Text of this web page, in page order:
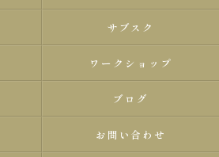
サブスク
ワークショップ
ブログ
お問い合わせ